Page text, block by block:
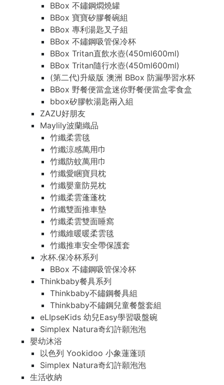
BBox 不鏽鋼燜燒罐
BBox 寶寶矽膠餐碗組
BBox 專利湯匙叉子組
BBox 不鏽鋼吸管保冷杯
BBox Tritan直飲水壺(450ml600ml)
BBox Tritan隨行水壺(450ml600ml)
(第二代)升級版 澳洲 BBox 防漏學習水杯
BBox 野餐便當盒迷你野餐便當盒零食盒
bbox矽膠軟湯匙兩入組
ZAZU好朋友
Maylily波蘭織品
竹纖柔雲毯
竹纖涼感萬用巾
竹纖防蚊萬用巾
竹纖愛睏寶貝枕
竹纖嬰童防晃枕
竹纖柔雲蓬蓬枕
竹纖雙面推車墊
竹纖柔雲雙面睡窩
竹纖維暖暖柔雲毯
竹纖推車安全帶保護套
水杯.保冷杯系列
BBox 不鏽鋼吸管保冷杯
Thinkbaby餐具系列
Thinkbaby不鏽鋼餐具組
Thinkbaby不鏽鋼兒童餐盤套組
eLIpseKids 幼兒Easy學習吸盤碗
Simplex Natura奇幻許願泡泡
嬰幼沐浴
以色列 Yookidoo 小象蓮蓬頭
Simplex Natura奇幻許願泡泡
生活收納